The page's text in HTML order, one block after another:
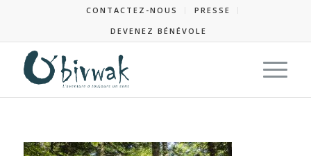
CONTACTEZ-NOUS
PRESSE
DEVENEZ BÉNÉVOLE